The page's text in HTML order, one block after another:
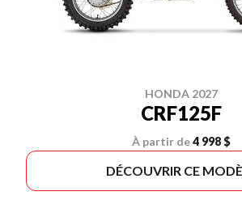
HONDA 2027
CRF125F
À partir de4 998 $
DÉCOUVRIR CE